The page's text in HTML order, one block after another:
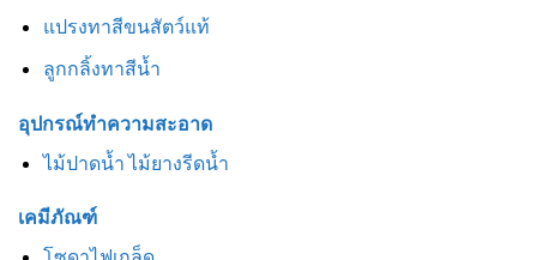
แปรงทาสีขนสัตว์แท้
ลูกกลิ้งทาสีน้ำ
อุปกรณ์ทำความสะอาด
ไม้ปาดน้ำ ไม้ยางรีดน้ำ
เคมีภัณฑ์